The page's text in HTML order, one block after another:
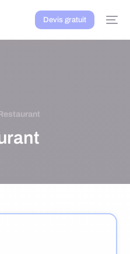
Devis gratuit